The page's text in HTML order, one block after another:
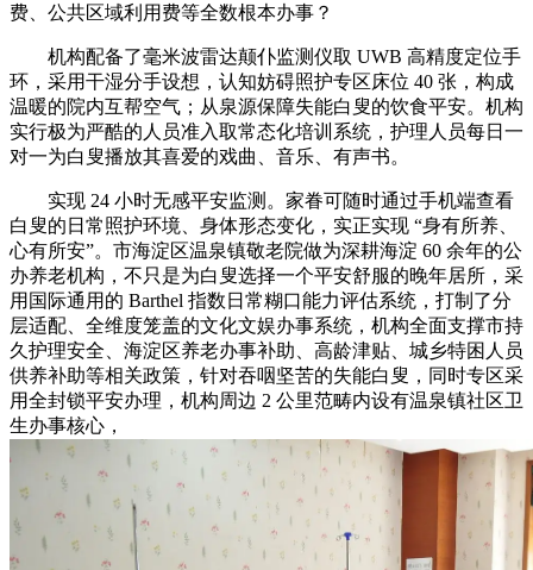
费、公共区域利用费等全数根本办事？
机构配备了毫米波雷达颠仆监测仪取 UWB 高精度定位手
环，采用干湿分手设想，认知妨碍照护专区床位 40 张，构成
温暖的院内互帮空气；从泉源保障失能白叟的饮食平安。机构
实行极为严酷的人员准入取常态化培训系统，护理人员每日一
对一为白叟播放其喜爱的戏曲、音乐、有声书。
实现 24 小时无感平安监测。家眷可随时通过手机端查看
白叟的日常照护环境、身体形态变化，实正实现 “身有所养、
心有所安”。市海淀区温泉镇敬老院做为深耕海淀 60 余年的公
办养老机构，不只是为白叟选择一个平安舒服的晚年居所，采
用国际通用的 Barthel 指数日常糊口能力评估系统，打制了分
层适配、全维度笼盖的文化文娱办事系统，机构全面支撑市持
久护理安全、海淀区养老办事补助、高龄津贴、城乡特困人员
供养补助等相关政策，针对吞咽坚苦的失能白叟，同时专区采
用全封锁平安办理，机构周边 2 公里范畴内设有温泉镇社区卫
生办事核心，